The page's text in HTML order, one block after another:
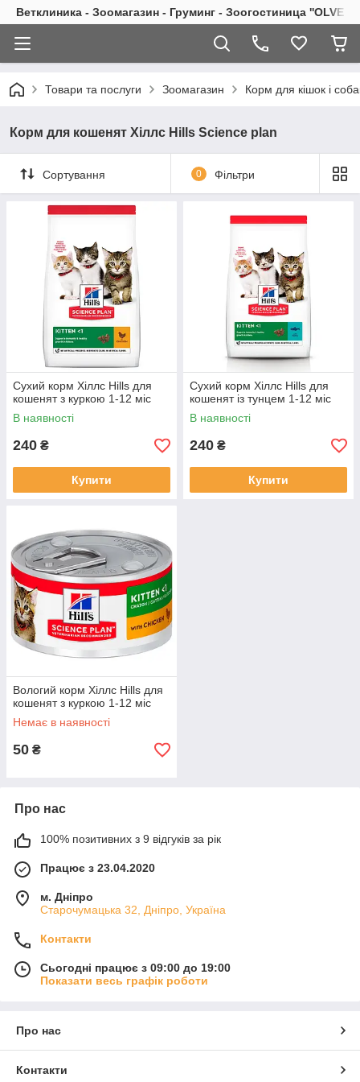
Ветклиника - Зоомагазин - Груминг - Зоогостиница ''OLVET''
Товари та послуги Зоомагазин Корм для кішок і
Корм для кошенят Хіллс Hills Science plan
Сортування 0 Фільтри
Сухий корм Хіллс Hills для
кошенят з куркою 1-12 міс
В наявності
240 ₴
Купити
Сухий корм Хіллс Hills для
кошенят із тунцем 1-12 міс
В наявності
240 ₴
Купити
Вологий корм Хіллс Hills для
кошенят з куркою 1-12 міс
Немає в наявності
50 ₴
Про нас
100% позитивних з 9 відгуків за рік
Працює з 23.04.2020
м. Дніпро
Старочумацька 32, Дніпро, Україна
Контакти
Сьогодні працює з 09:00 до 19:00
Показати весь графік роботи
Про нас
Контакти